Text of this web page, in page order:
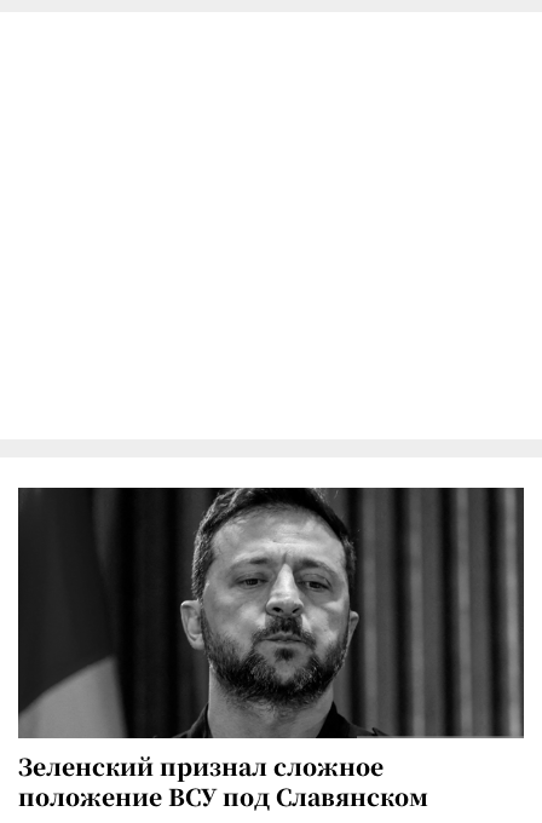
Зеленский признал сложное
положение ВСУ под Славянском